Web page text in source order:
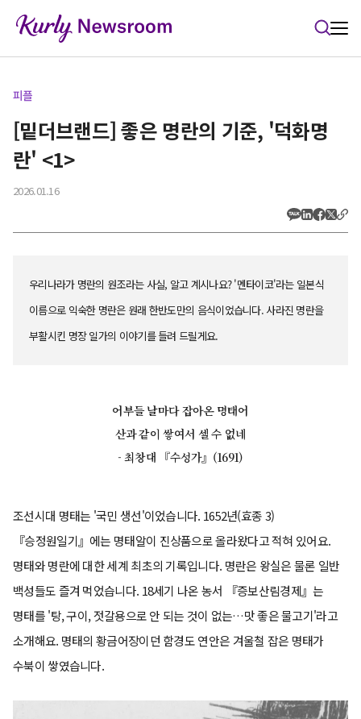
피플
[밑더브랜드] 좋은 명란의 기준, '덕화명
란' <1>
2026.01.16
우리나라가 명란의 원조라는 사실, 알고 계시나요? '멘타이코'라는 일본식
이름으로 익숙한 명란은 원래 한반도만의 음식이었습니다. 사라진 명란을
부활시킨 명장 일가의 이야기를 들려 드릴게요.
어부들 날마다 잡아온 명태어
산과 같이 쌓여서 셀 수 없네
- 최창대 『수성가』(1691)
조선시대 명태는 '국민 생선'이었습니다. 1652년(효종 3)
『승정원일기』에는 명태알이 진상품으로 올라왔다고 적혀 있어요.
명태와 명란에 대한 세계 최초의 기록입니다. 명란은 왕실은 물론 일반
백성들도 즐겨 먹었습니다. 18세기 나온 농서 『증보산림경제』는
명태를 '탕, 구이, 젓갈용으로 안 되는 것이 없는…맛 좋은 물고기'라고
소개해요. 명태의 황금어장이던 함경도 연안은 겨울철 잡은 명태가
수북이 쌓였습니다.